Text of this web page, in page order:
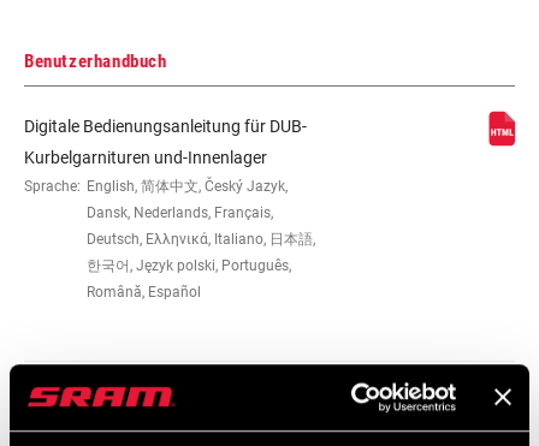
KETTENBLATT-VERSATZ
TRETLAGERTECHNOLOGIE
KETTENTECHNOLOGIE Eagle
Benutzerhandbuch
Digitale Bedienungsanleitung für DUB-
Kurbelgarnituren und-Innenlager
Sprache: English, 简体中文, Český Jazyk,
Dansk, Nederlands, Français,
Deutsch, Ελληνικά, Italiano, 日本語,
한국어, Język polski, Português,
Română, Español